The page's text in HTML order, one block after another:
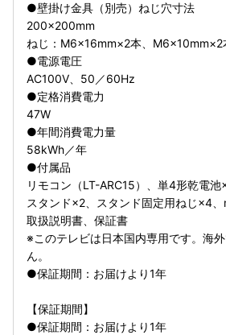
●壁掛け金具（別売）ねじ穴寸法
200×200mm
ねじ：M6×16mm×2本、M6×10mm×2
●電源電圧
AC100V、50／60Hz
●定格消費電力
47W
●年間消費電力量
58kWh／年
●付属品
リモコン（LT-ARC15）、単4形乾電池
スタンド×2、スタンド固定用ねじ×4、
取扱説明書、保証書
※このテレビは日本国内専用です。海
ん。
●保証期間：お届けより1年
【保証期間】
●保証期間：お届けより1年